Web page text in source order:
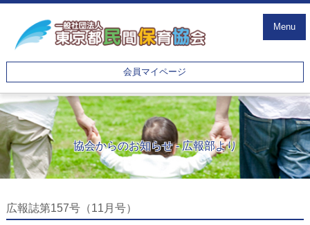
会員マイページ
Menu
協会からのお知らせ - 広報部より
広報誌第157号（11月号）